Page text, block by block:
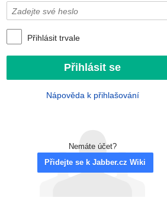
Přihlásit trvale
Nápověda k přihlašování
Nemáte účet?
Přidejte se k Jabber.cz Wiki